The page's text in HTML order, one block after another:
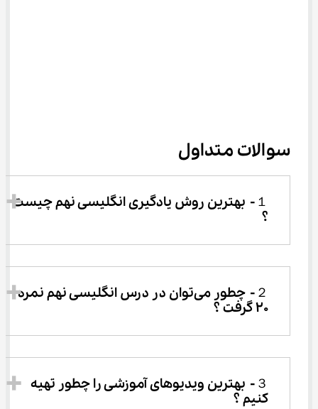
سوالات متداول
１-	بهترین روش یادگیری انگلیسی نهم چیست
؟
２-	چطور می‌توان در درس انگلیسی نهم نمره
۲۰ گرفت ؟
３-	بهترین ویدیوهای آموزشی را چطور تهیه
کنیم ؟